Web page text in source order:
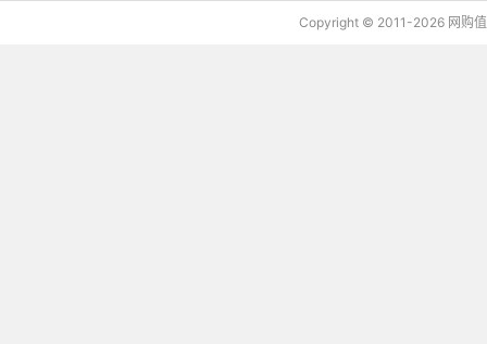
Copyright © 2011-2026 网购